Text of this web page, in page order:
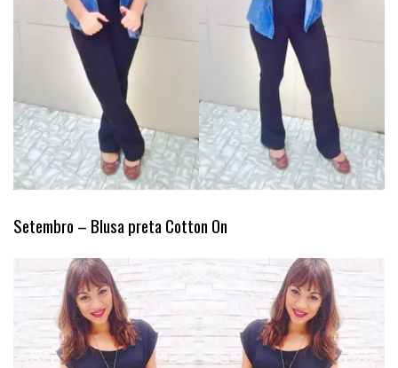
Setembro – Blusa preta Cotton On